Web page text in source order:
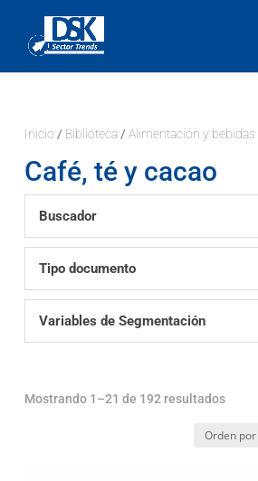
Inicio / Biblioteca/ Alimentación y bebidas
Café, té y cacao
Buscador
Tipo documento
Variables de Segmentación
Mostrando 1–21 de 192 resultados